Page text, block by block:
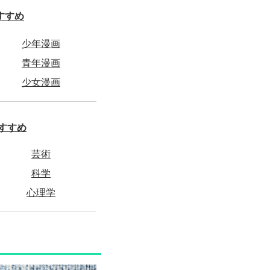
すめ
少年漫画
青年漫画
少女漫画
すめ
芸術
科学
心理学